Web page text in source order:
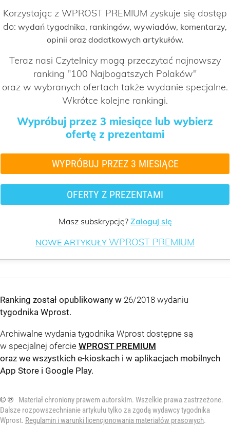
Korzystając z WPROST PREMIUM zyskuje się dostęp
do: wydań tygodnika, rankingów, wywiadów, komentarzy,
opinii oraz dodatkowych artykułów.
Teraz nasi Czytelnicy mogą przeczytać najnowszy
ranking "100 Najbogatszych Polaków"
oraz w wybranych ofertach także wydanie specjalne.
Wkrótce kolejne rankingi.
Wypróbuj przez 3 miesiące lub wybierz
ofertę z prezentami
WYPRÓBUJ PRZEZ 3 MIESIĄCE
OFERTY Z PREZENTAMI
Masz subskrypcję? Zaloguj się
NOWE ARTYKUŁY WPROST PREMIUM
Ranking został opublikowany w 26/2018 wydaniu
tygodnika Wprost.
Archiwalne wydania tygodnika Wprost dostępne są
w specjalnej ofercie WPROST PREMIUM
oraz we wszystkich e-kioskach i w aplikacjach mobilnych
App Store i Google Play.
© ℗
Materiał chroniony prawem autorskim. Wszelkie prawa zastrzeżone.
Dalsze rozpowszechnianie artykułu tylko za zgodą wydawcy tygodnika
Wprost. Regulamin i warunki licencjonowania materiałów prasowych.